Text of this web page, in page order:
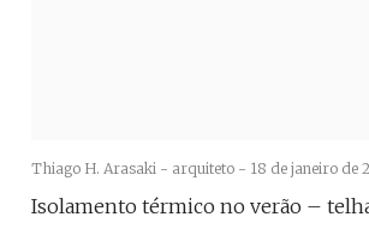
Thiago H. Arasaki - arquiteto - 18 de janeiro de
Isolamento térmico no verão –